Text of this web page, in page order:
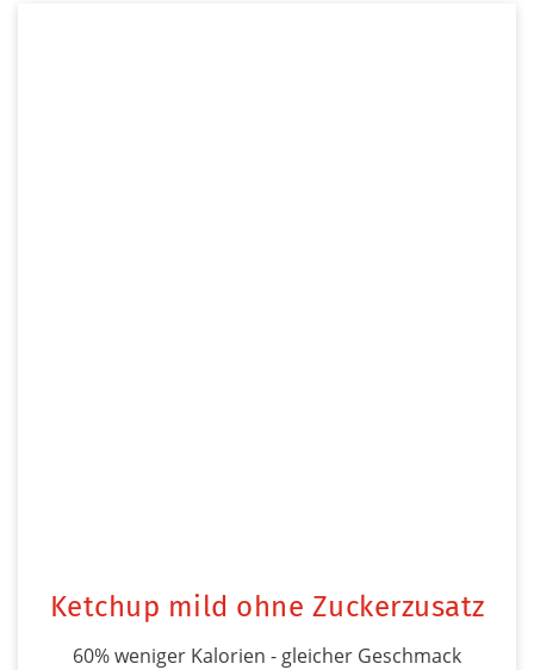
Ketchup mild ohne Zuckerzusatz
60% weniger Kalorien - gleicher Geschmack